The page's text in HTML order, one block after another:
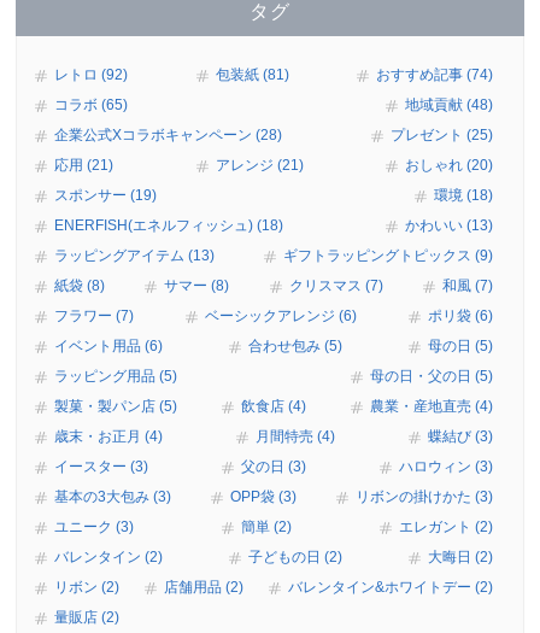
タグ
レトロ (92) 包装紙 (81)
おすすめ記事 (74)
コラボ (65)
地域貢献 (48)
企業公式Xコラボキャンペーン (28)
プレゼント (25)
応用 (21)
アレンジ (21)
おしゃれ (20)
スポンサー (19)
環境 (18)
ENERFISH(エネルフィッシュ) (18)
かわいい (13)
ラッピングアイテム (13)
ギフトラッピングトピックス (9)
紙袋 (8)
サマー (8) クリスマス (7)
和風 (7)
フラワー (7)
ベーシックアレンジ (6)
ポリ袋 (6)
イベント用品 (6)
合わせ包み (5)
母の日 (5)
ラッピング用品 (5)
母の日・父の日 (5)
製菓・製パン店 (5)
飲食店 (4)
農業・産地直売 (4)
歳末・お正月 (4)
月間特売 (4)
蝶結び (3)
イースター (3)
父の日 (3)
ハロウィン (3)
基本の3大包み (3)
OPP袋 (3)
リボンの掛けかた (3)
ユニーク (3)
簡単 (2)
エレガント (2)
バレンタイン (2)
子どもの日 (2)
大晦日 (2)
リボン (2)
店舗用品 (2)
バレンタイン&ホワイトデー (2)
量販店 (2)